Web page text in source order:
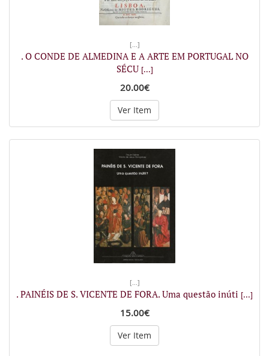
[...]
. O CONDE DE ALMEDINA E A ARTE EM PORTUGAL NO
SÉCU [...]
20.00€
Ver Item
[...]
. PAINÉIS DE S. VICENTE DE FORA. Uma questão inúti [...]
15.00€
Ver Item